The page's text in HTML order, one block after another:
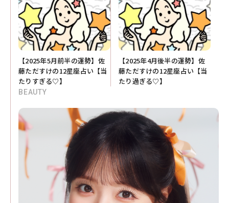
【2025年5月前半の運勢】佐
藤ただすけの12星座占い【当
たりすぎる♡】
【2025年4月後半の運勢】佐
藤ただすけの12星座占い【当
たり過ぎる♡】
BEAUTY